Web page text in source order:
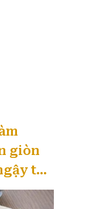
giòn
tại